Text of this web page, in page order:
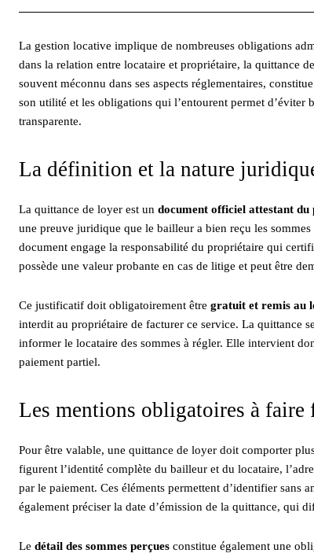
La gestion locative implique de nombreuses obligations
dans la relation entre locataire et propriétaire, la quittance
souvent méconnu dans ses aspects réglementaires,
son utilité et les obligations qui l’entourent permet
transparente.
La définition et la nature
La quittance de loyer est un document officiel attestant
une preuve juridique que le bailleur a bien reçu les
document engage la responsabilité du propriétaire qui
possède une valeur probante en cas de litige et peut être
Ce justificatif doit obligatoirement être gratuit et remis au
interdit au propriétaire de facturer ce service. La quittance
informer le locataire des sommes à régler. Elle intervient
paiement partiel.
Les mentions obligatoires à faire
Pour être valable, une quittance de loyer doit comporter
figurent l’identité complète du bailleur et du locataire,
par le paiement. Ces éléments permettent d’identifier sans
également préciser la date d’émission de la quittance, qui
Le détail des sommes perçues constitue également une